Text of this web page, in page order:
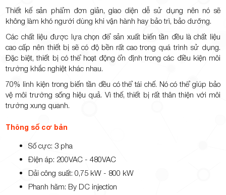
Thiết kế sản phẩm đơn giản, giao diện dễ sử dụng nên nó sẽ
không làm khó người dùng khi vận hành hay bảo trì, bảo dưỡng.
Các chất liệu được lựa chọn để sản xuất biến tần đều là chất liệu
cao cấp nên thiết bị sẽ có độ bền rất cao trong quá trình sử dụng.
Đặc biệt, thiết bị có thể hoạt động ổn định trong các điều kiện môi
trường khắc nghiệt khác nhau.
70% linh kiện trong biến tần đều có thể tái chế. Nó có thể giúp bảo
vệ môi trường sống hiệu quả. Vì thế, thiết bị rất thân thiện với môi
trường xung quanh.
Thông số cơ bản
Số cực: 3 pha
Điện áp: 200VAC - 480VAC
Dải công suất: 0,75 kW - 800 kW
Phanh hãm: By DC injection